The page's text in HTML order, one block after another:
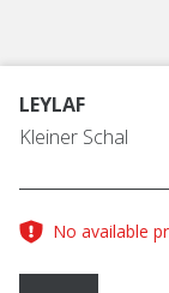
LEYLAF
Kleiner Schal
No available